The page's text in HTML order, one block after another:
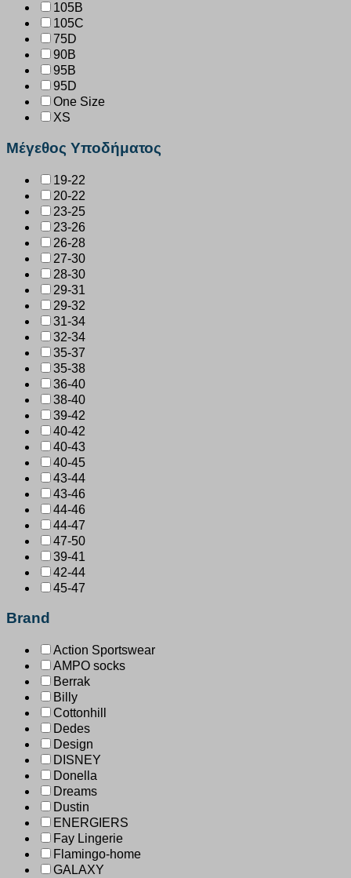
105B
105C
75D
90B
95B
95D
One Size
XS
Μέγεθος Υποδήματος
19-22
20-22
23-25
23-26
26-28
27-30
28-30
29-31
29-32
31-34
32-34
35-37
35-38
36-40
38-40
39-42
40-42
40-43
40-45
43-44
43-46
44-46
44-47
47-50
39-41
42-44
45-47
Brand
Action Sportswear
AMPO socks
Berrak
Billy
Cottonhill
Dedes
Design
DISNEY
Donella
Dreams
Dustin
ENERGIERS
Fay Lingerie
Flamingo-home
GALAXY